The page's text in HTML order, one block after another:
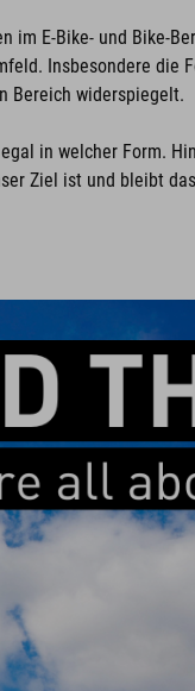
im E-Bike- und
Insbesondere
Bereich widerspiegelt.
in welcher Form.
Ziel ist und bleibt